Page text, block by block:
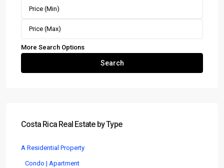
More Search Options
Search
Costa Rica Real Estate by Type
A Residential Property
Condo | Apartment